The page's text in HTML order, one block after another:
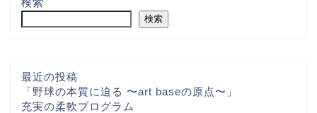
検索
検索
最近の投稿
「野球の本質に迫る 〜art baseの原点〜」
充実の柔軟プログラム